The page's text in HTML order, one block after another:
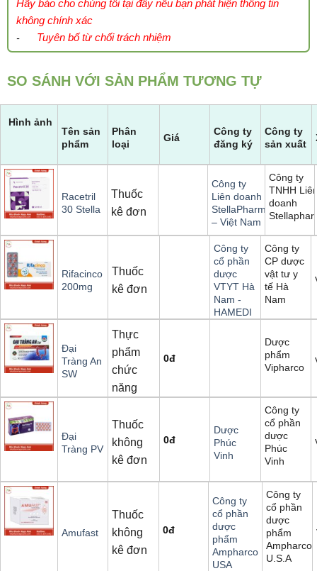
Hãy báo cho chúng tôi tại đây nếu bạn phát hiện thông tin
không chính xác
- Tuyên bố từ chối trách nhiệm
SO SÁNH VỚI SẢN PHẨM TƯƠNG TỰ
Hình ảnh
Tên sản
phẩm
Phân
loại
Giá
Công ty
đăng ký
Công ty
sản xuất
Racetril
30 Stella
Thuốc
kê đơn
Công ty
Liên doanh
StellaPharm
– Việt Nam
Công ty
TNHH
doanh
Rifacinco
200mg
Thuốc
kê đơn
Công ty
cổ phần
dược
VTYT Hà
Nam -
HAMEDI
Công ty
CP dược
vật tư y
tế Hà
Nam
Đại
Tràng An
SW
Thực
phẩm
chức
năng
0đ
Dược
phẩm
Vipharco
Đại
Tràng PV
Thuốc
không
kê đơn
0đ
Dược
Phúc
Vinh
Công ty
cổ phần
dược
Phúc
Vinh
Amufast
Thuốc
không
kê đơn
0đ
Công ty
cổ phần
dược
phẩm
Ampharco
USA
Công ty
cổ phần
dược
phẩm
Ampharco
U.S.A